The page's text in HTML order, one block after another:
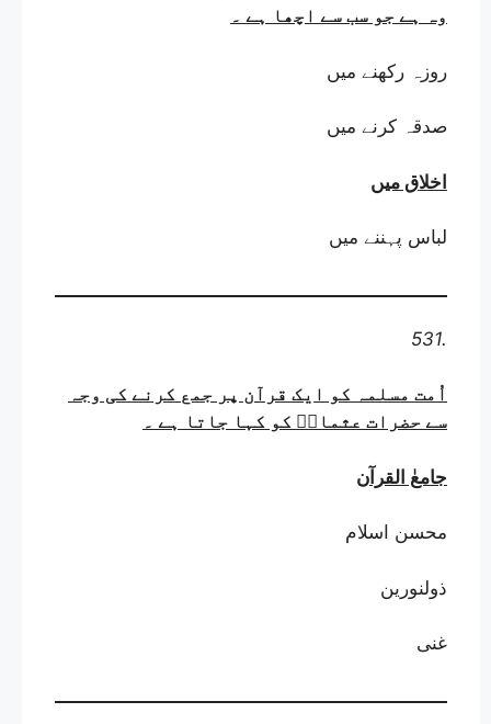
وہ ہے جو سب سے اچھا ہے ۔
روزہ رکھنے میں
صدقہ کرنے میں
اخلاق میں
لباس پہننے میں
531.
اُمت مسلمہ کو ایک قرآن پر جمع کرنے کی وجہ
سے حضرات عثمانؓ کو کہا جاتا ہے ۔
جامعٰ القرآن
محسن اسلام
ذولنورین
غنی